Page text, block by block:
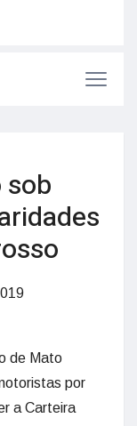
de Mato
por
a Carteira